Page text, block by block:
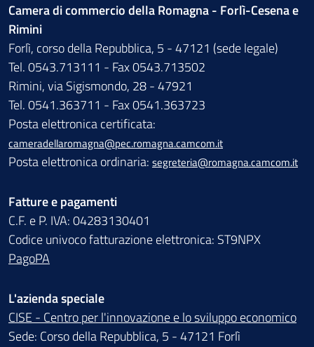
Camera di commercio della Romagna - Forlì-Cesena e
Rimini
Forlì, corso della Repubblica, 5 - 47121 (sede legale)
Tel. 0543.713111 - Fax 0543.713502
Rimini, via Sigismondo, 28 - 47921
Tel. 0541.363711 - Fax 0541.363723
Posta elettronica certificata:
cameradellaromagna@pec.romagna.camcom.it
Posta elettronica ordinaria: segreteria@romagna.camcom.it
Fatture e pagamenti
C.F. e P. IVA: 04283130401
Codice univoco fatturazione elettronica: ST9NPX
PagoPA
L'azienda speciale
CISE - Centro per l'innovazione e lo sviluppo economico
Sede: Corso della Repubblica, 5 - 47121 Forlì